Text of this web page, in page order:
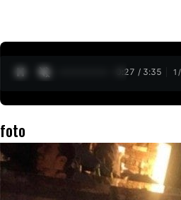
0:28 / 3:35 1 /
foto